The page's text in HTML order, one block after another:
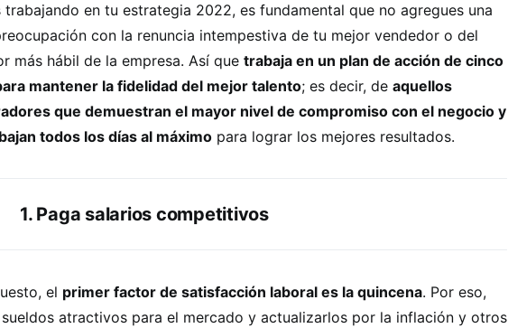
trabajando en tu estrategia 2022, es fundamental que no agregues una
con la renuncia intempestiva de tu mejor vendedor o del
más hábil de la empresa. Así que trabaja en un plan de acción de cinco
mantener la fidelidad del mejor talento; es decir, de aquellos
que demuestran el mayor nivel de compromiso con el negocio y
todos los días al máximo para lograr los mejores resultados.
1. Paga salarios competitivos
el primer factor de satisfacción laboral es la quincena. Por eso,
atractivos para el mercado y actualizarlos por la inflación y otros